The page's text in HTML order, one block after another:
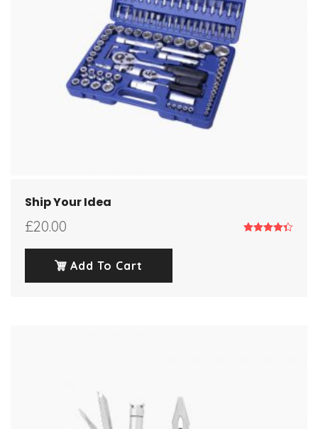
Ship Your Idea
£20.00
Add To Cart